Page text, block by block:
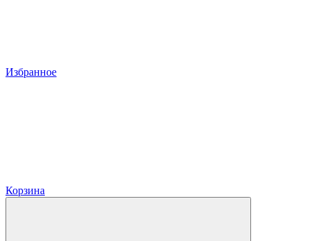
Избранное
Корзина